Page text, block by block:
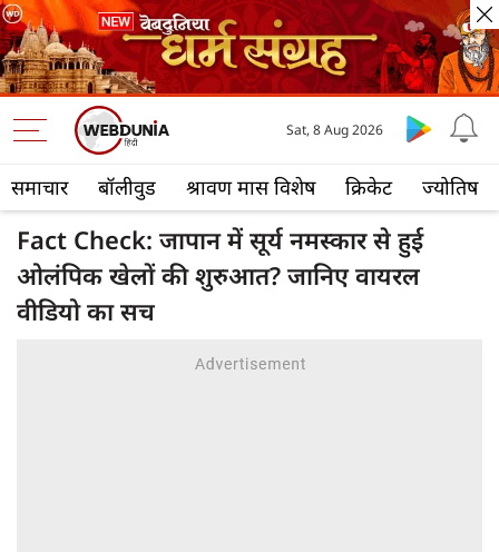
समाचार बॉलीवुड श्रावण मास विशेष क्रिकेट ज्योतिष
Sat, 8 Aug 2026
Fact Check: जापान में सूर्य नमस्कार से हुई
ओलंपिक खेलों की शुरुआत? जानिए वायरल
वीडियो का सच